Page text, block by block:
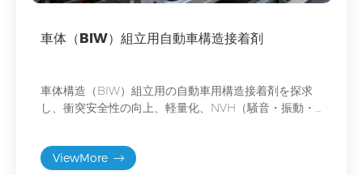
車体（BIW）組立用自動車構造接着剤
車体構造（BIW）組立用の自動車用構造接着剤を探求
し、衝突安全性の向上、軽量化、NVH（騒音・振動・
ViewMore